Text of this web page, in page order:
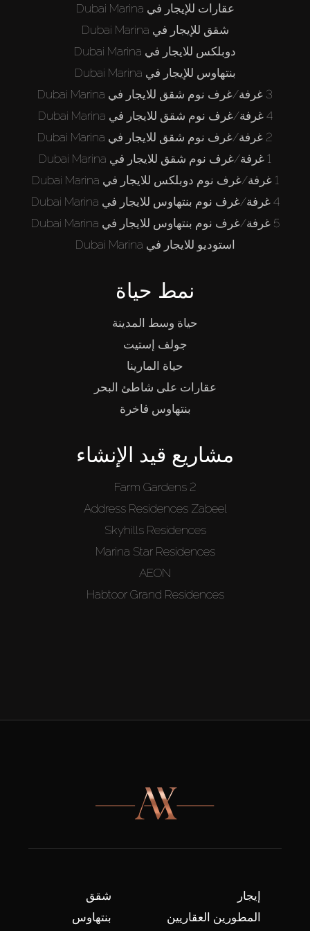
عقارات للإيجار في Dubai Marina
شقق للإيجار في Dubai Marina
دوبلكس للايجار في Dubai Marina
بنتهاوس للإيجار في Dubai Marina
3 غرفة/غرف نوم شقق للايجار في Dubai Marina
4 غرفة/غرف نوم شقق للايجار في Dubai Marina
2 غرفة/غرف نوم شقق للايجار في Dubai Marina
1 غرفة/غرف نوم شقق للايجار في Dubai Marina
1 غرفة/غرف نوم دوبلكس للايجار في Dubai Marina
4 غرفة/غرف نوم بنتهاوس للايجار في Dubai Marina
5 غرفة/غرف نوم بنتهاوس للايجار في Dubai Marina
استوديو للايجار في Dubai Marina
نمط حياة
حياة وسط المدينة
جولف إستيت
حياة المارينا
عقارات على شاطئ البحر
بنتهاوس فاخرة
مشاريع قيد الإنشاء
Farm Gardens 2
Address Residences Zabeel
Skyhills Residences
Marina Star Residences
AEON
Habtoor Grand Residences
شقق
بنتهاوس
إيجار
المطورين العقاريين